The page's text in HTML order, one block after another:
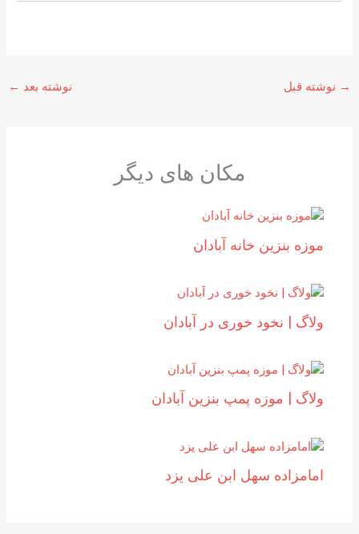
→ نوشته قبل نوشته بعد ←
مکان های دیگر
موزه بنزين خانه آبادان
ولاگ | نخود خوری در آبادان
ولاگ | موزه پمپ بنزین آبادان
امامزاده سهل ابن علی یزد